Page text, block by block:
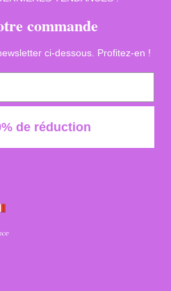
commande
ci-dessous. Profitez-en !
de réduction